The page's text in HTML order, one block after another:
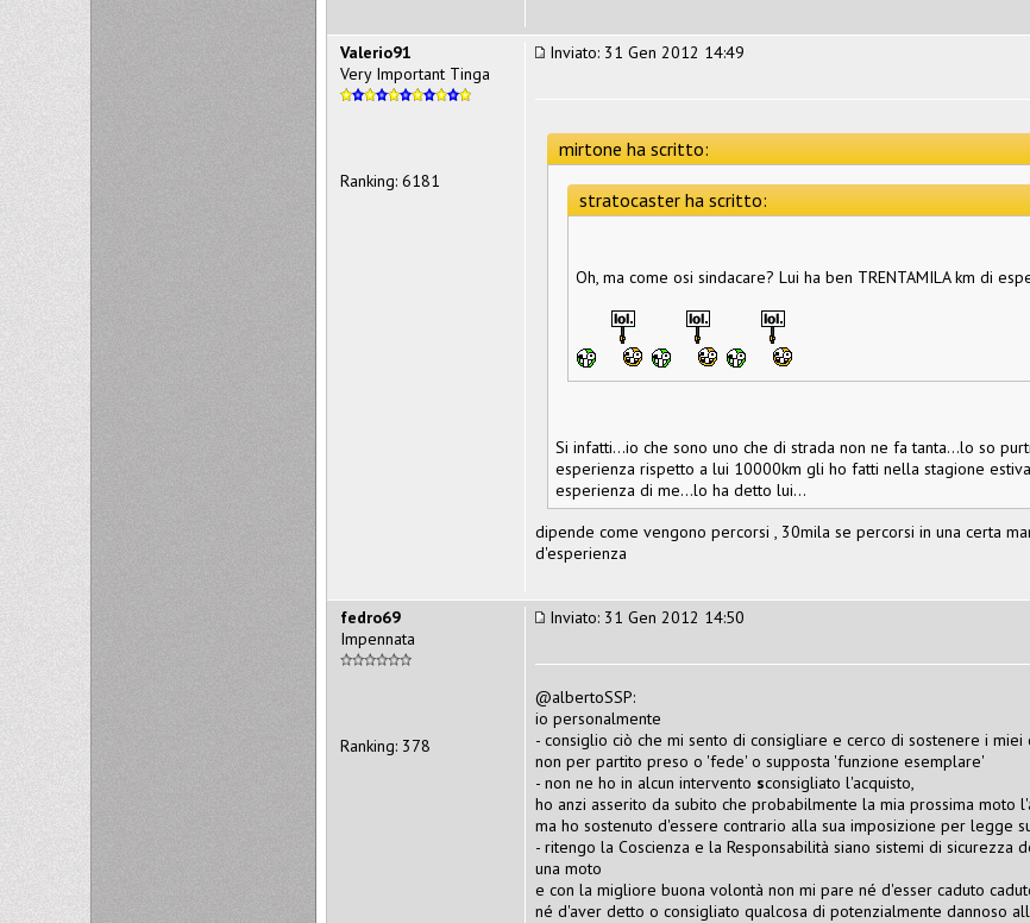
Inviato: 31 Gen 2012 14:49
mirtone ha scritto:
stratocaster ha scritto:
Oh, ma come osi sindacare? Lui ha ben TRENTAMILA km di
Si infatti...io che sono uno che di strada non ne fa tanta...lo so
esperienza rispetto a lui 10000km gli ho fatti nella stagione
esperienza di me...lo ha detto lui...
dipende come vengono percorsi , 30mila se percorsi in una certa
d'esperienza
Valerio91
Very Important Tinga
Ranking: 6181
Inviato: 31 Gen 2012 14:50
@albertoSSP:
io personalmente
- consiglio ciò che mi sento di consigliare e cerco di sostenere i
non per partito preso o 'fede' o supposta 'funzione esemplare'
- non ne ho in alcun intervento sconsigliato l'acquisto,
ho anzi asserito da subito che probabilmente la mia prossima moto
ma ho sostenuto d'essere contrario alla sua imposizione per legge
- ritengo la Coscienza e la Responsabilità siano sistemi di
una moto
e con la migliore buona volontà non mi pare né d'esser caduto
né d'aver detto o consigliato qualcosa di potenzialmente dannoso
fedro69
Impennata
Ranking: 378